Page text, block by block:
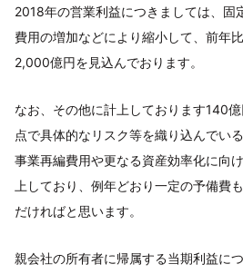
2018年の営業利益につきましては、固
費用の増加などにより縮小して、前年
2,000億円を見込んでおります。
なお、その他に計上しております140
点で具体的なリスク等を織り込んでい
事業再編費用や更なる資産効率化に向
上しており、例年どおり一定の予備費
だければと思います。
親会社の所有者に帰属する当期利益に